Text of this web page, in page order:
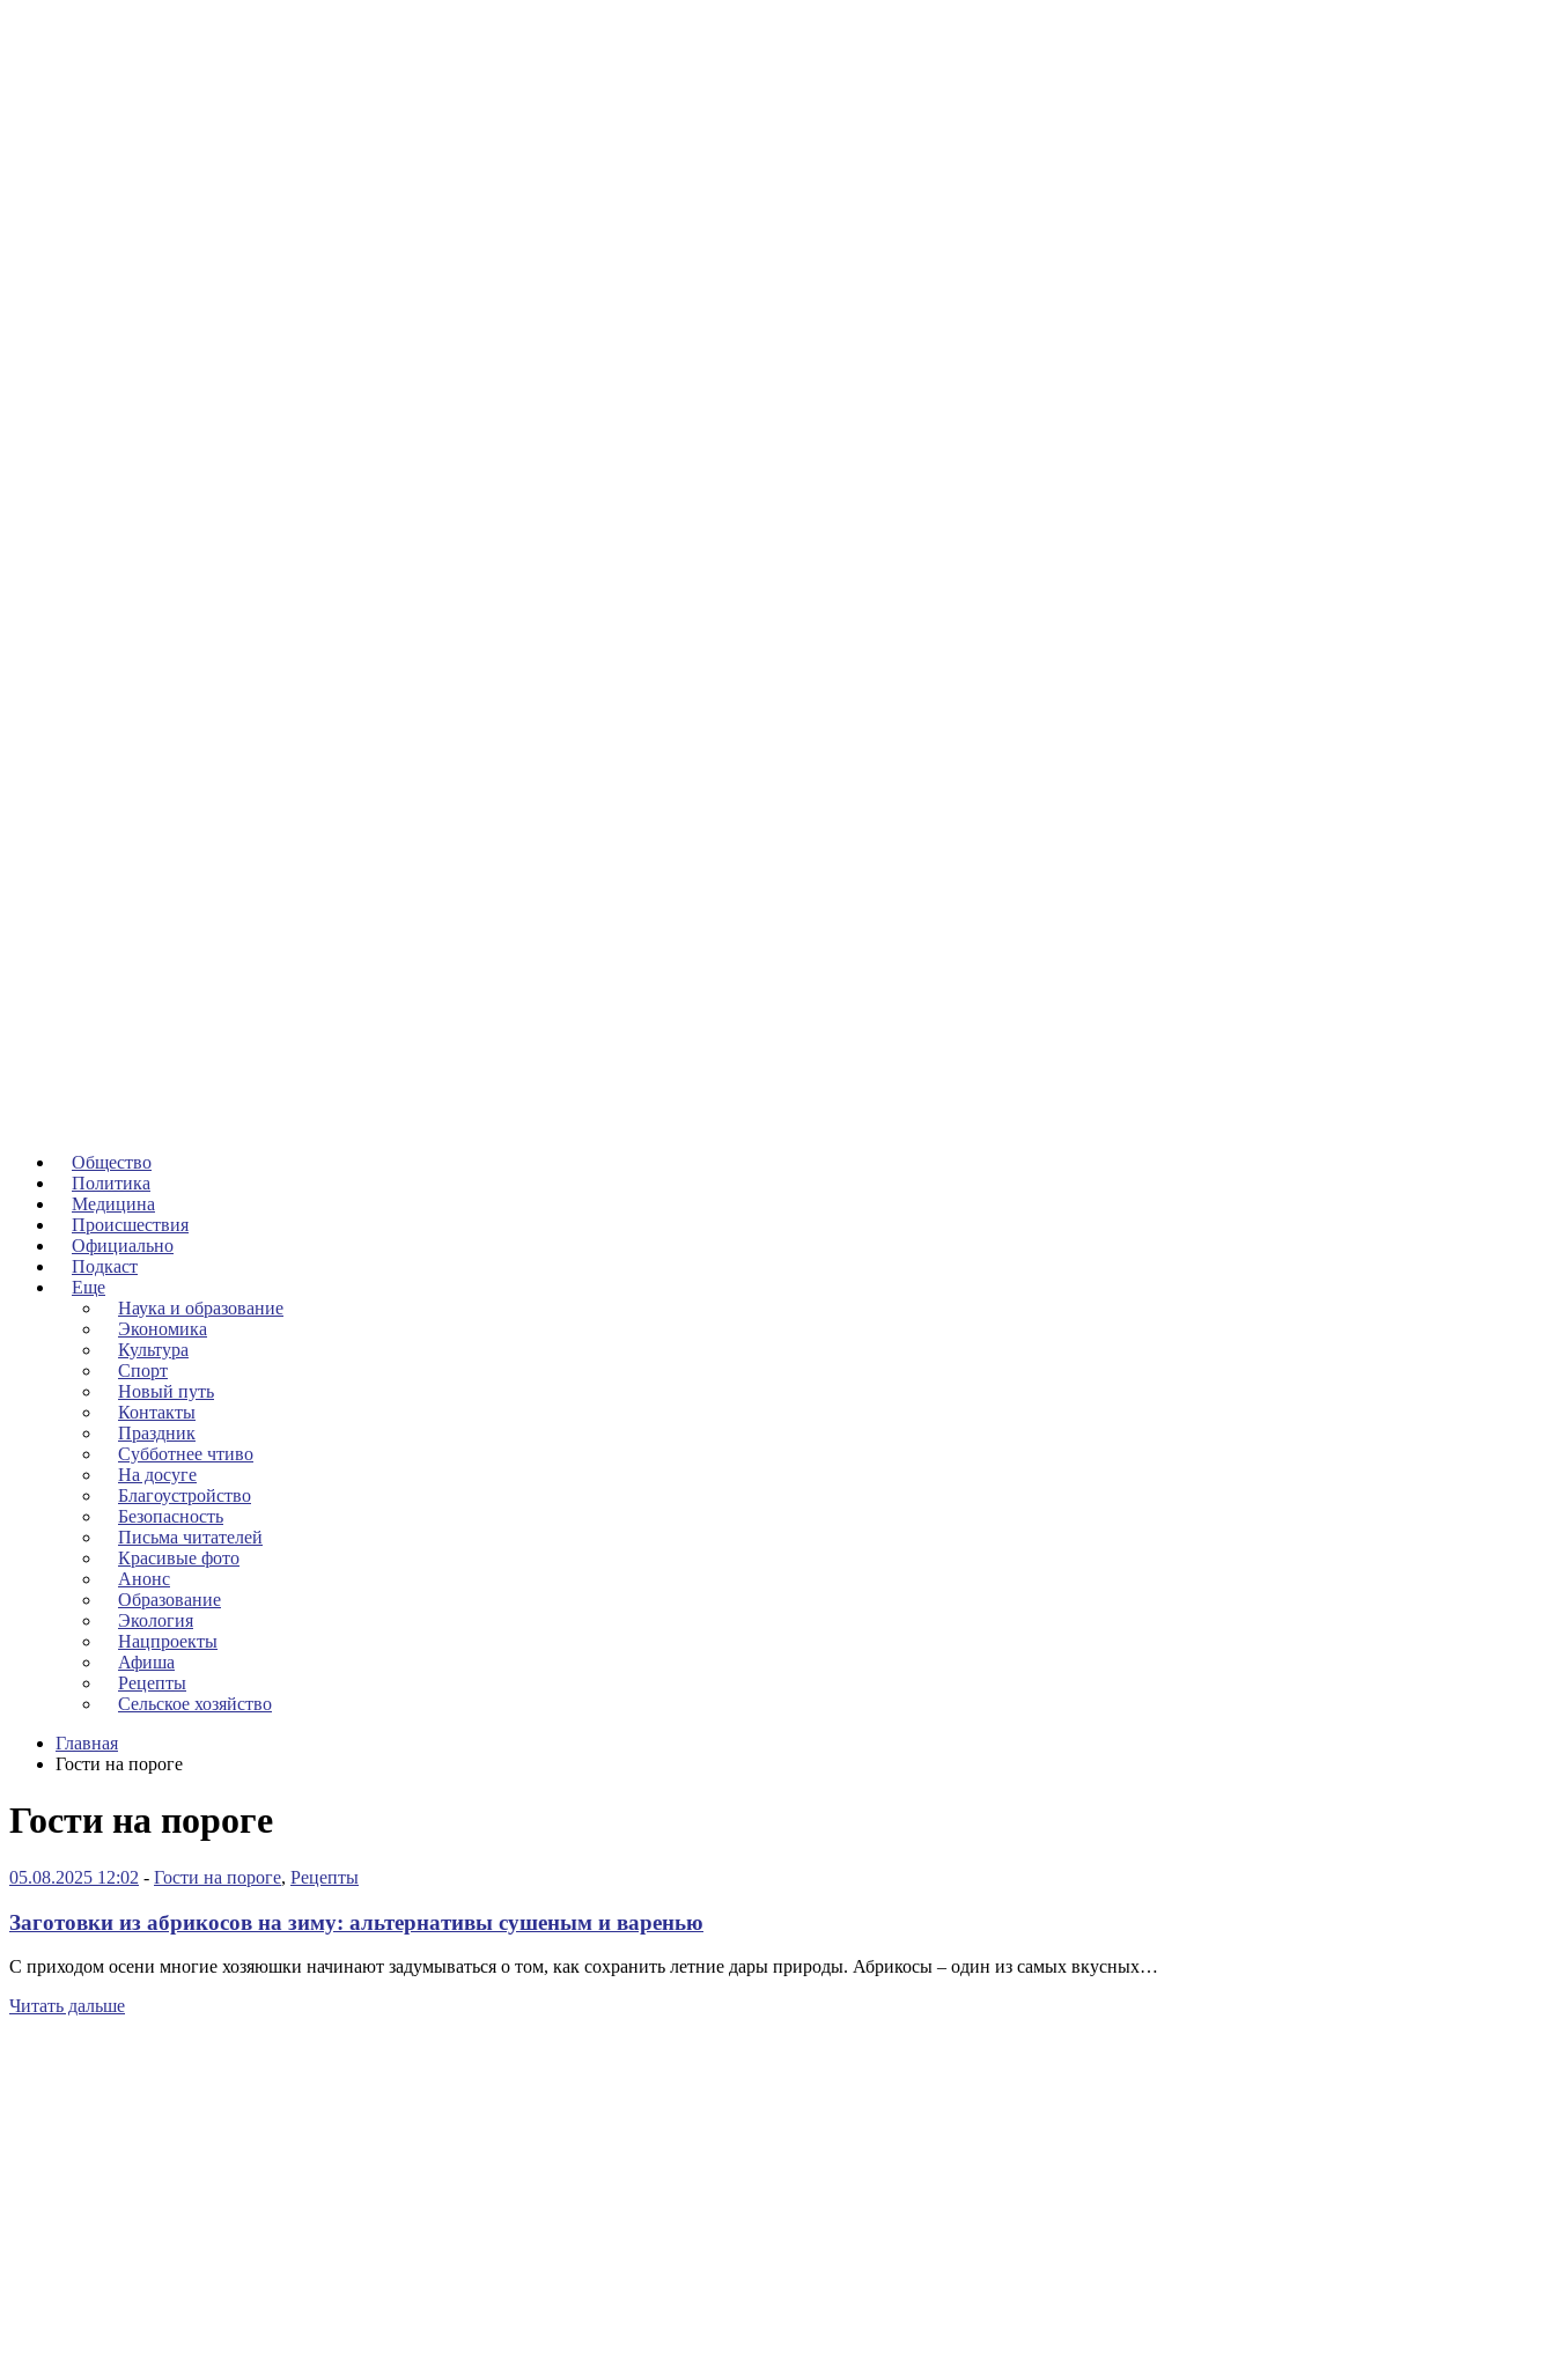
Общество
Политика
Медицина
Происшествия
Официально
Подкаст
Еще
Наука и образование
Экономика
Культура
Спорт
Новый путь
Контакты
Праздник
Субботнее чтиво
На досуге
Благоустройство
Безопасность
Письма читателей
Красивые фото
Анонс
Образование
Экология
Нацпроекты
Афиша
Рецепты
Сельское хозяйство
Главная
Гости на пороге
Гости на пороге
05.08.2025 12:02 - Гости на пороге, Рецепты
Заготовки из абрикосов на зиму: альтернативы сушеным и варенью
С приходом осени многие хозяюшки начинают задумываться о том, как сохранить летние дары природы. Абрикосы – один из самых вкусных…
Читать дальше